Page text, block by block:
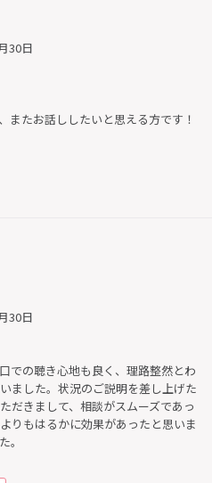
30日
またお話ししたいと思える方です！
30日
での聴き心地も良く、理路整然とわ
ました。状況のご説明を差し上げた
だきまして、相談がスムーズであっ
りもはるかに効果があったと思いま
。